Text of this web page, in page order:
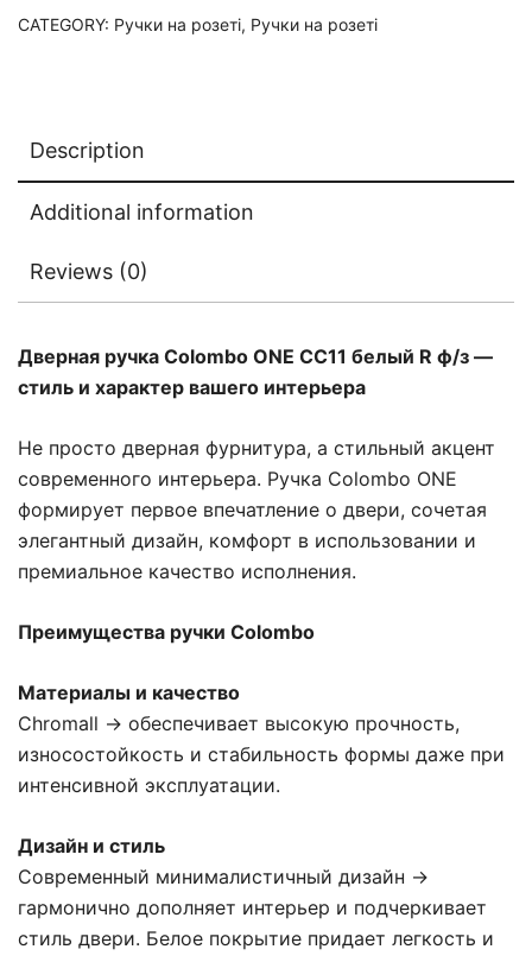
CATEGORY: Ручки на розеті, Ручки на розеті
Description
Additional information
Reviews (0)
Дверная ручка Colombo ONE CC11 белый R ф/з —
стиль и характер вашего интерьера
Не просто дверная фурнитура, а стильный акцент
современного интерьера. Ручка Colombo ONE
формирует первое впечатление о двери, сочетая
элегантный дизайн, комфорт в использовании и
премиальное качество исполнения.
Преимущества ручки Colombo
Материалы и качество
Chromall → обеспечивает высокую прочность,
износостойкость и стабильность формы даже при
интенсивной эксплуатации.
Дизайн и стиль
Современный минималистичный дизайн →
гармонично дополняет интерьер и подчеркивает
стиль двери. Белое покрытие придает легкость и